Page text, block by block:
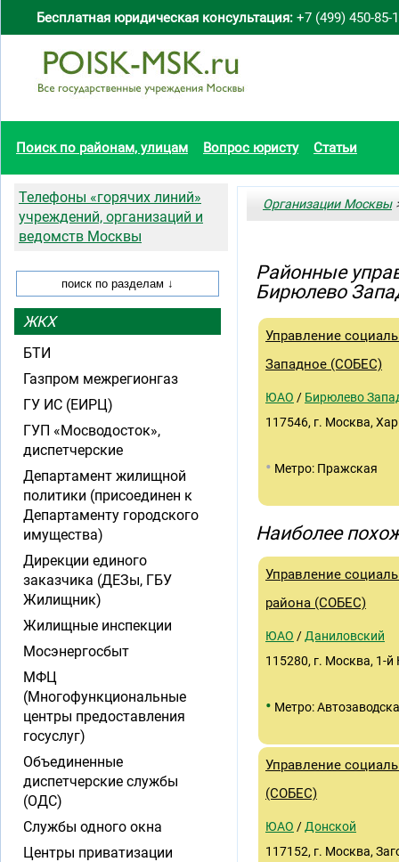
Бесплатная юридическая консультация: +7 (499) 450-85-
Поиск по районам, улицам Вопрос юристу Статьи
Организации Москвы
Районные
Бирюлево
Управление
Западное (СОБЕС)
ЮАО / Бирюлево
117546, г. Москва,
• Метро: Пражская
Наиболее
Управление
района (СОБЕС)
ЮАО / Даниловский
115280, г. Москва, 1-
• Метро:
Управление
(СОБЕС)
ЮАО / Донской
117152, г. Москва,
Телефоны «горячих линий»
учреждений, организаций и
ведомств Москвы
ЖКХ
БТИ
Газпром межрегионгаз
ГУ ИС (ЕИРЦ)
ГУП «Мосводосток»,
диспетчерские
Департамент жилищной
политики (присоединен к
Департаменту городского
имущества)
Дирекции единого
заказчика (ДЕЗы, ГБУ
Жилищник)
Жилищные инспекции
Мосэнергосбыт
МФЦ
(Многофункциональные
центры предоставления
госуслуг)
Объединенные
диспетчерские службы
(ОДС)
Службы одного окна
Центры приватизации